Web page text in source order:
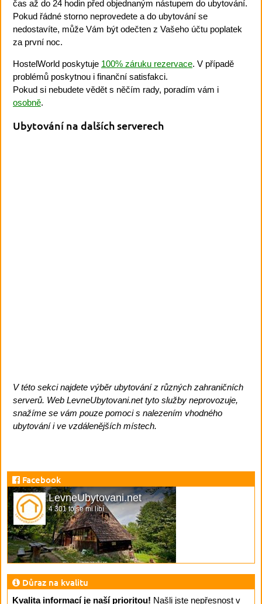
čas až do 24 hodin před objednaným nástupem do ubytování.
Pokud řádné storno neprovedete a do ubytování se
nedostavíte, může Vám být odečten z Vašeho účtu poplatek
za první noc.
HostelWorld poskytuje 100% záruku rezervace. V případě
problémů poskytnou i finanční satisfakci.
Pokud si nebudete vědět s něčím rady, poradím vám i
osobně.
Ubytování na dalších serverech
V této sekci najdete výběr ubytování z různých zahraničních
serverů. Web LevneUbytovani.net tyto služby neprovozuje,
snažíme se vám pouze pomoci s nalezením vhodného
ubytování i ve vzdálenějších místech.
Facebook
LevneUbytovani.net
4 301 to se mi líbí
Důraz na kvalitu
Kvalita informací je naší prioritou! Našli jste nepřesnost v